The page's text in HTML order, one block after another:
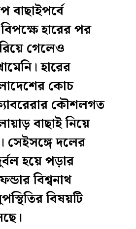
বাছাইপর্বে
হারের পর
গেলেও
হারের
কোচ
কৌশলগত
বাছাই নিয়ে
সেইসঙ্গে দলের
হয়ে পড়ার
বিশ্বনাথ
বিষয়টি